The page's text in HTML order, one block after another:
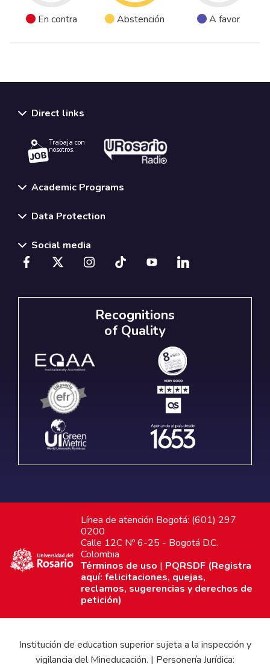
En contra Abstención A favor
Direct links
Trabaja con
nosotros.
Academic Programs
Data Protection
Social media
Recognitions
of Quality
Línea de atención Bogotá: (601) 297
0200
Calle 12C Nº 6-25 - Bogotá D.C.
Colombia
Términos de uso | PQRSDF (Registra
aquí: felicitaciones, quejas,
reclamos, sugerencias y derechos de
petición)
Institución de education superior sujeta a la inspección y
vigilancia del Mineducación. | Personería Jurídica: